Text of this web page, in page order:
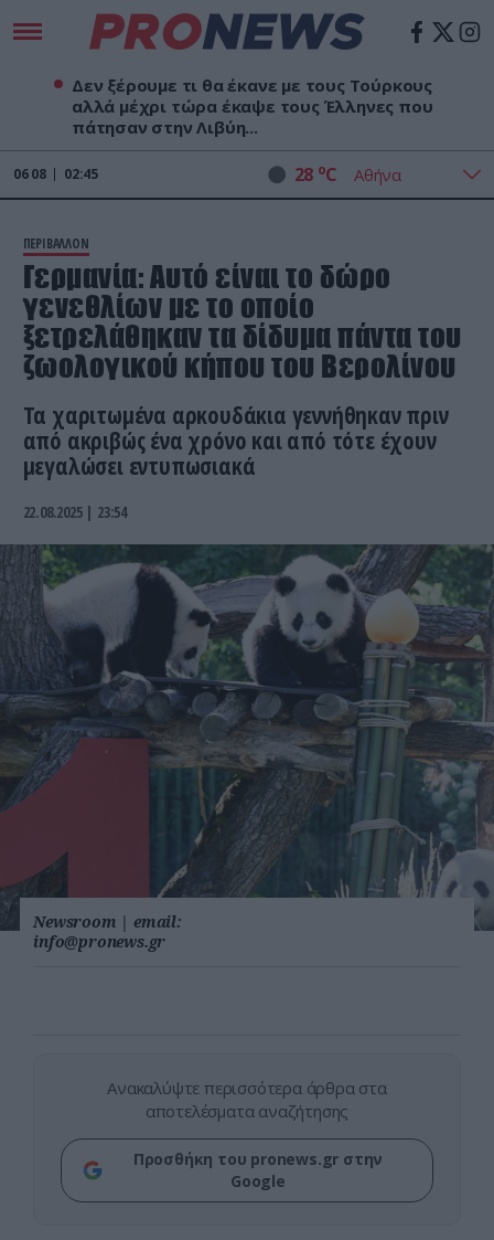
Δεν ξέρουμε τι θα έκανε με τους Τούρκους
αλλά μέχρι τώρα έκαψε τους Έλληνες που
πάτησαν στην Λιβύη...
06 08 02:45 28 oC
ΠΕΡΙΒΑΛΛΟΝ
Γερμανία: Αυτό είναι το δώρο
γενεθλίων με το οποίο
ξετρελάθηκαν τα δίδυμα πάντα του
ζωολογικού κήπου του Βερολίνου
Τα χαριτωμένα αρκουδάκια γεννήθηκαν πριν
από ακριβώς ένα χρόνο και από τότε έχουν
μεγαλώσει εντυπωσιακά
22.08.2025 | 23:54
Newsroom | email:
info@pronews.gr
Ανακαλύψτε περισσότερα άρθρα στα
αποτελέσματα αναζήτησης
Προσθήκη του pronews.gr στην
Google